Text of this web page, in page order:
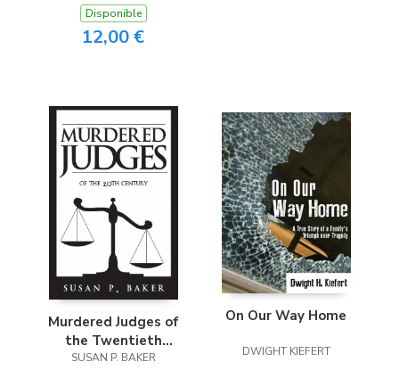
Disponible
12,00 €
Murdered Judges of
the Twentieth
Century
SUSAN P. BAKER
On Our Way Home
DWIGHT KIEFERT